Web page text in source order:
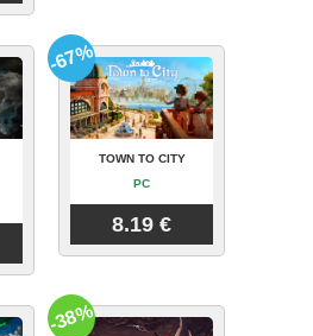
TOWN TO CITY
PC
8.19 €
-67%
-38%